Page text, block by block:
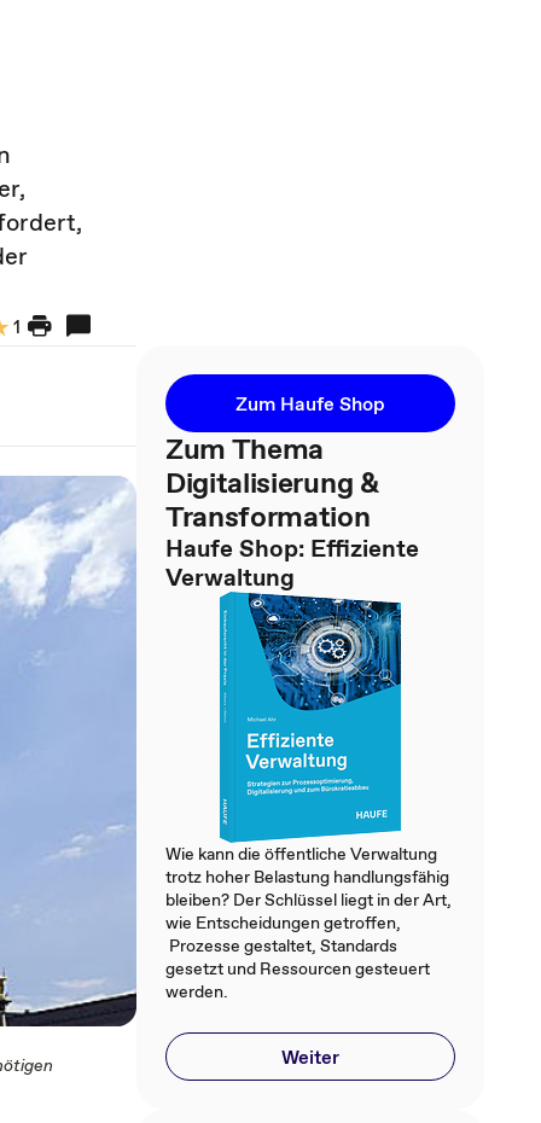
1
Zum Haufe Shop
Zum Thema
Digitalisierung &
Transformation
Haufe Shop: Effiziente
Verwaltung
Wie kann die öffentliche Verwaltung
trotz hoher Belastung handlungsfähig
bleiben? Der Schlüssel liegt in der Art,
wie Entscheidungen getroffen,
Prozesse gestaltet, Standards
gesetzt und Ressourcen gesteuert
werden.
Weiter